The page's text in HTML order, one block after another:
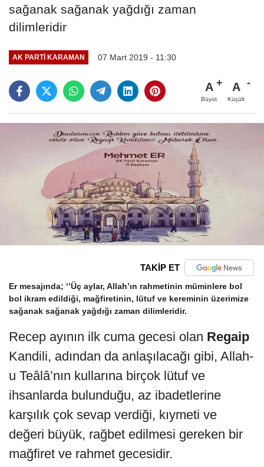
sağanak sağanak yağdığı zaman
dilimleridir
AK PARTI KARAMAN 07 Mart 2019 - 11:30
A
Büyüt
A
Küçült
TAKİP ET
Er mesajında; ‘’Üç aylar, Allah’ın rahmetinin müminlere bol
bol ikram edildiği, mağfiretinin, lütuf ve kereminin üzerimize
sağanak sağanak yağdığı zaman dilimleridir.
Recep ayının ilk cuma gecesi olan Regaip
Kandili, adından da anlaşılacağı gibi, Allah-
u Teâlâ’nın kullarına birçok lütuf ve
ihsanlarda bulunduğu, az ibadetlerine
karşılık çok sevap verdiği, kıymeti ve
değeri büyük, rağbet edilmesi gereken bir
mağfiret ve rahmet gecesidir.